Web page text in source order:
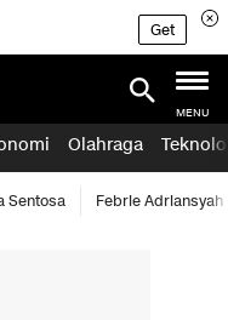
Get
MENU
Olahraga
Sentosa Febrie Adriansyah